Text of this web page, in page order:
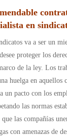
en
va a ser un
proteger los
de la ley. Los
huelga en aquellos
un pacto con los
las normas
que las compañías
con amenazas de